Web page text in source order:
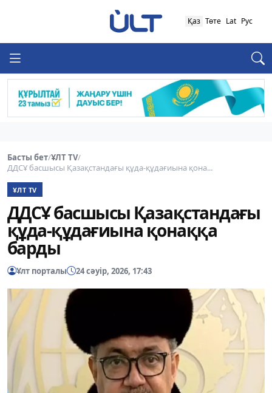
Қаз Төте Lat Рус
Басты бет/ҰЛТ TV/
ДДСҰ басшысы Қазақстандағы құда-құдағиына қона...
ҰЛТ TV
ДДСҰ басшысы Қазақстандағы
құда-құдағиына қонаққа
барды
Ұлт порталы 24 сәуір, 2026, 17:43